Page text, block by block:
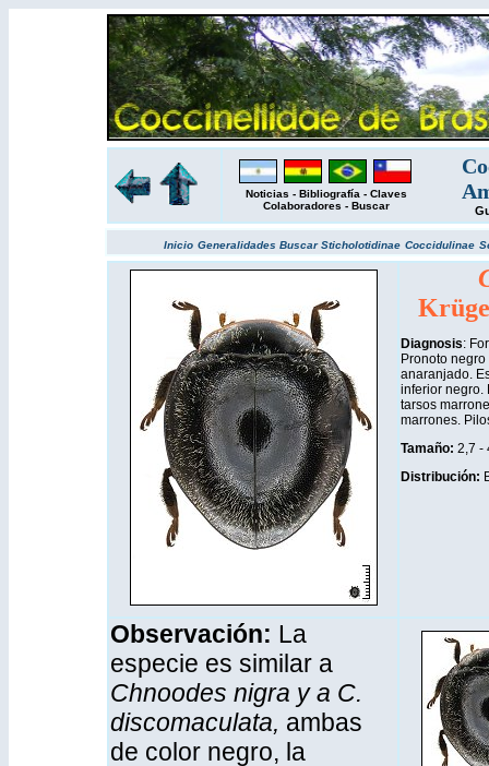
Noticias - Bibliografía - Claves
Colaboradores - Buscar
Inicio Generalidades BuscarSticholotidinae Coccidulinae
Diagnosis:
Pronoto
anaranjado.
inferior negro.
tarsos
marrones.
Tamaño: 2,7 -
Distribución:
Observación: La
especie es similar a
Chnoodes nigra y a C.
discomaculata, ambas
de color negro, la